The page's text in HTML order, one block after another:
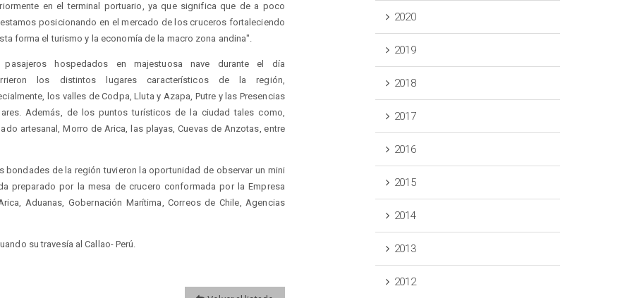
en el terminal portuario, ya que significa que de a poco
posicionando en el mercado de los cruceros fortaleciendo
forma el turismo y la economía de la macro zona andina".
pasajeros hospedados en majestuosa nave durante el día
los distintos lugares característicos de la región,
los valles de Codpa, Lluta y Azapa, Putre y las Presencias
Además, de los puntos turísticos de la ciudad tales como,
artesanal, Morro de Arica, las playas, Cuevas de Anzotas, entre
de la región tuvieron la oportunidad de observar un mini
preparado por la mesa de crucero conformada por la Empresa
Aduanas, Gobernación Marítima, Correos de Chile, Agencias
su travesía al Callao- Perú.
2020
2019
2018
2017
2016
2015
2014
2013
2012